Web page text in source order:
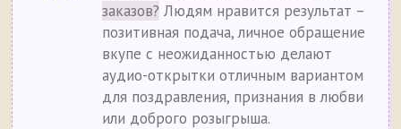
заказов? Людям нравится результат –
позитивная подача, личное обращение
вкупе с неожиданностью делают
аудио-открытки отличным вариантом
для поздравления, признания в любви
или доброго розыгрыша.